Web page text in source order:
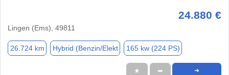
24.880 €
Lingen (Ems), 49811
26.724 km Hybrid (Benzin/Elekt 165 kw (224 PS)
★ ➦ ➜